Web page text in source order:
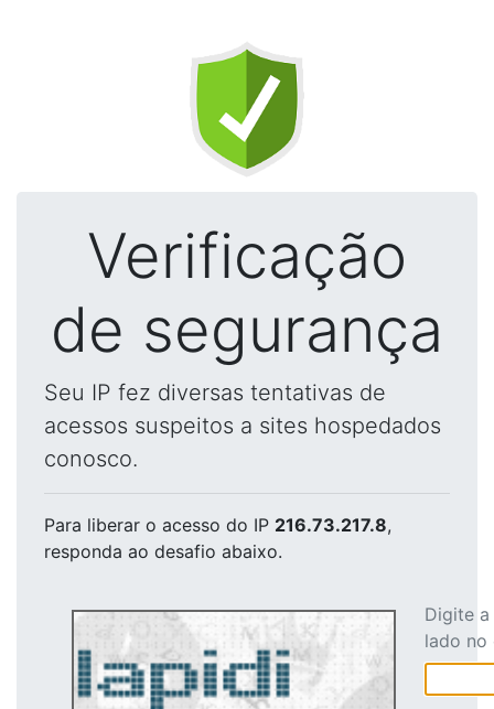
Verificação
de segurança
Seu IP fez diversas tentativas de
acessos suspeitos a sites hospedados
conosco.
Para liberar o acesso do IP 216.73.217.8,
responda ao desafio abaixo.
Digite
lado no